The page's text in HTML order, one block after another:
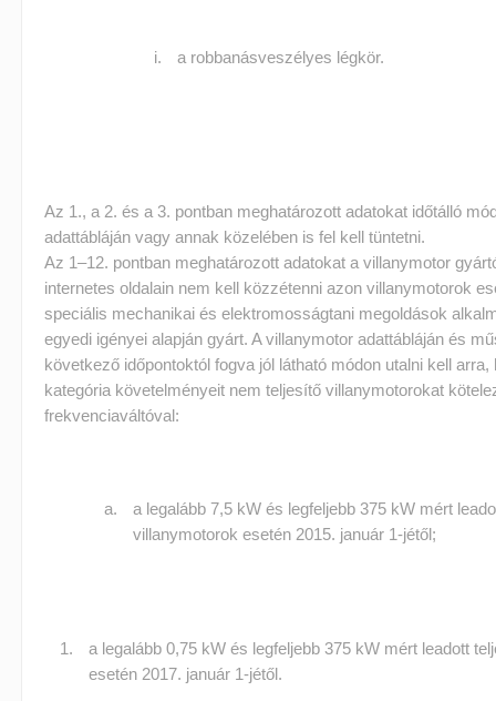
a robbanásveszélyes légkör.
Az 1., a 2. és a 3. pontban meghatározott adatokat időtálló
adattábláján vagy annak közelében is fel kell tüntetni.
Az 1–12. pontban meghatározott adatokat a villanymotor
internetes oldalain nem kell közzétenni azon villanymotorok
speciális mechanikai és elektromosságtani megoldások
egyedi igényei alapján gyárt. A villanymotor adattábláján és
következő időpontoktól fogva jól látható módon utalni kell
kategória követelményeit nem teljesítő villanymotorokat
frekvenciaváltóval:
a legalább 7,5 kW és legfeljebb 375 kW mért
villanymotorok esetén 2015. január 1-jétől;
a legalább 0,75 kW és legfeljebb 375 kW mért leadott
esetén 2017. január 1-jétől.